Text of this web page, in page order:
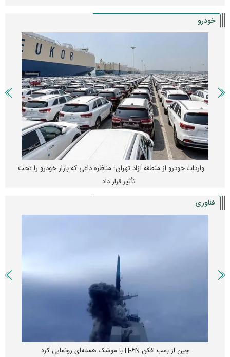
خودرو
واردات خودرو از منطقه آزاد تهران؛ مناظره داغی که بازار خودرو را تحت
تأثیر قرار داد
فناوری
چین از بمب افکن H-۶N با موشک هسته‌ای رونمایی کرد